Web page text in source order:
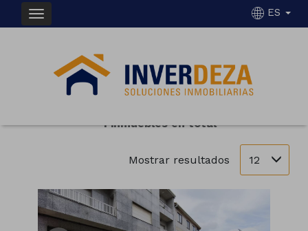
ES
INMUEBLES EN ALQUILER EN RODEIRO
Filtrar Ordenar
1 inmuebles en total
Mostrar resultados 12